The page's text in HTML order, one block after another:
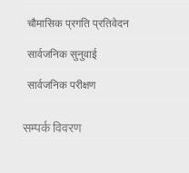
चौमासिक प्रगति प्रतिवेदन
सार्वजनिक सुनुवाई
सार्वजनिक परीक्षण
सम्पर्क विवरण